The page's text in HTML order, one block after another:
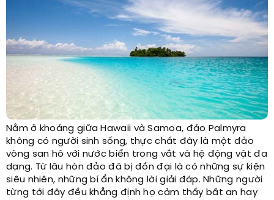
Nằm ở khoảng giữa Hawaii và Samoa, đảo Palmyra
không có người sinh sống, thực chất đây là một đảo
vòng san hô với nước biển trong vắt và hệ động vật đa
dạng. Từ lâu hòn đảo đã bị đồn đại là có những sự kiện
siêu nhiên, những bí ẩn không lời giải đáp. Những người
từng tới đây đều khẳng định họ cảm thấy bất an hay